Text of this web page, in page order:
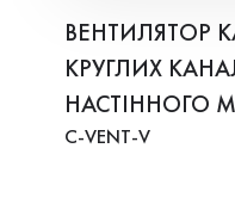
ВЕНТИЛЯТОР
КРУГЛИХ
НАСТІННОГО
C-VENT-V